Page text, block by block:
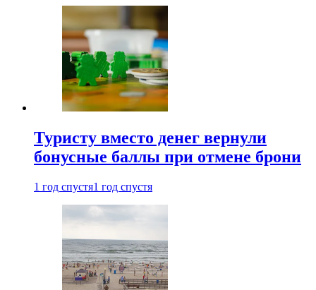
Туристу вместо денег вернули
бонусные баллы при отмене брони
1 год спустя1 год спустя